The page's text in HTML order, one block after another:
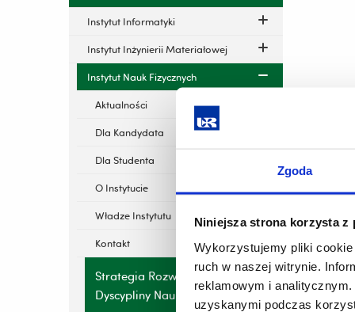
Zgoda
Niniejsza strona korzysta z
Wykorzystujemy pliki
ruch w naszej witrynie.
reklamowym i
uzyskanymi podczas
Instytut Informatyki
Instytut Inżynierii Materiałowej
Instytut Nauk Fizycznych
Aktualności
Dla Kandydata
Dla Studenta
O Instytucie
Władze Instytutu
Kontakt
Strategia Rozwoju
Dyscypliny Naukowej